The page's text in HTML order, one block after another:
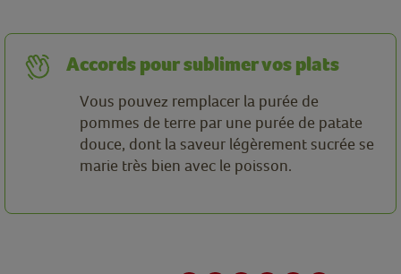
Accords pour sublimer vos plats
Vous pouvez remplacer la purée de
pommes de terre par une purée de patate
douce, dont la saveur légèrement sucrée se
marie très bien avec le poisson.